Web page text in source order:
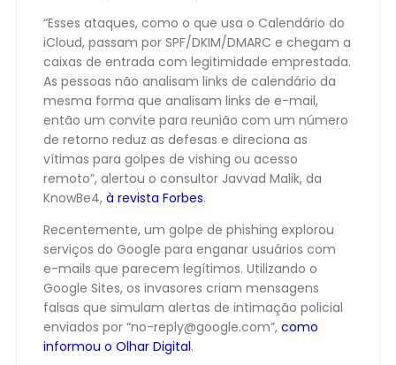
“Esses ataques, como o que usa o Calendário do
iCloud, passam por SPF/DKIM/DMARC e chegam a
caixas de entrada com legitimidade emprestada.
As pessoas não analisam links de calendário da
mesma forma que analisam links de e-mail,
então um convite para reunião com um número
de retorno reduz as defesas e direciona as
vítimas para golpes de vishing ou acesso
remoto”, alertou o consultor Javvad Malik, da
KnowBe4, à revista Forbes.
Recentemente, um golpe de phishing explorou
serviços do Google para enganar usuários com
e-mails que parecem legítimos. Utilizando o
Google Sites, os invasores criam mensagens
falsas que simulam alertas de intimação policial
enviados por “no-reply@google.com”, como
informou o Olhar Digital.